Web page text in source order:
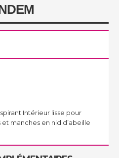
lisse pour
manches en nid d’abeille